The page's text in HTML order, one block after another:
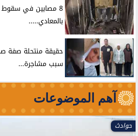
8 مصابين في سقوط
بالمعادي.....
حقيقة منتحلة صفة
سبب مشاجرة...
آهم الموضوعات
حوادث